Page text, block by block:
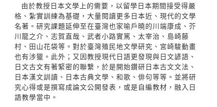
由於教授日本文學上的需要，以留學日本期間接受得嚴
格、紮實訓練為基礎，大量閱讀更多日本近、現代的文學
名著。研究課題延伸至在臺灣也家喻戶曉的川端康成、芥
川龍之介、志賀直哉、武者小路實篤、太宰治、島崎藤
村、田山花袋等。對於臺灣殖民地文學研究、宮崎駿動畫
也有涉獵。此外；又因教授現代日語更發現與日文諺語、
日文古文有著緊密的聯繫，於是開始鑽研日本古文文法、
日本漢文訓讀、日本古典文學、和歌、俳句等等。並將研
究心得或是撰寫成論文公開發表，或是自編教材，融入日
語教學當中。